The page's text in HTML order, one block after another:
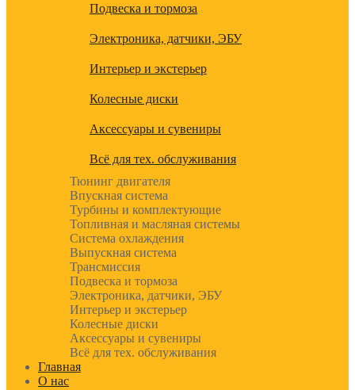
Подвеска и тормоза
Электроника, датчики, ЭБУ
Интерьер и экстерьер
Колесные диски
Аксессуары и сувениры
Всё для тех. обслуживания
Тюнинг двигателя
Впускная система
Турбины и комплектующие
Топливная и масляная системы
Система охлаждения
Выпускная система
Трансмиссия
Подвеска и тормоза
Электроника, датчики, ЭБУ
Интерьер и экстерьер
Колесные диски
Аксессуары и сувениры
Всё для тех. обслуживания
Главная
О нас